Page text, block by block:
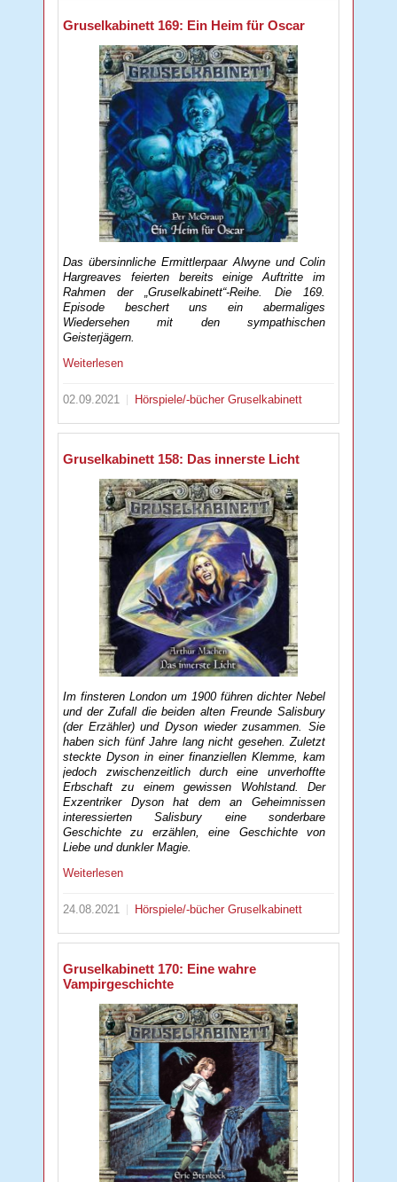
Gruselkabinett 169: Ein Heim für Oscar
Das übersinnliche Ermittlerpaar Alwyne und Colin
Hargreaves feierten bereits einige Auftritte im
Rahmen der „Gruselkabinett“-Reihe. Die 169.
Episode beschert uns ein abermaliges
Wiedersehen mit den sympathischen
Geisterjägern.
Weiterlesen
02.09.2021 Hörspiele/-bücherGruselkabinett
Gruselkabinett 158: Das innerste Licht
Im finsteren London um 1900 führen dichter Nebel
und der Zufall die beiden alten Freunde Salisbury
(der Erzähler) und Dyson wieder zusammen. Sie
haben sich fünf Jahre lang nicht gesehen. Zuletzt
steckte Dyson in einer finanziellen Klemme, kam
jedoch zwischenzeitlich durch eine unverhoffte
Erbschaft zu einem gewissen Wohlstand. Der
Exzentriker Dyson hat dem an Geheimnissen
interessierten Salisbury eine sonderbare
Geschichte zu erzählen, eine Geschichte von
Liebe und dunkler Magie.
Weiterlesen
24.08.2021 Hörspiele/-bücherGruselkabinett
Gruselkabinett 170: Eine wahre
Vampirgeschichte